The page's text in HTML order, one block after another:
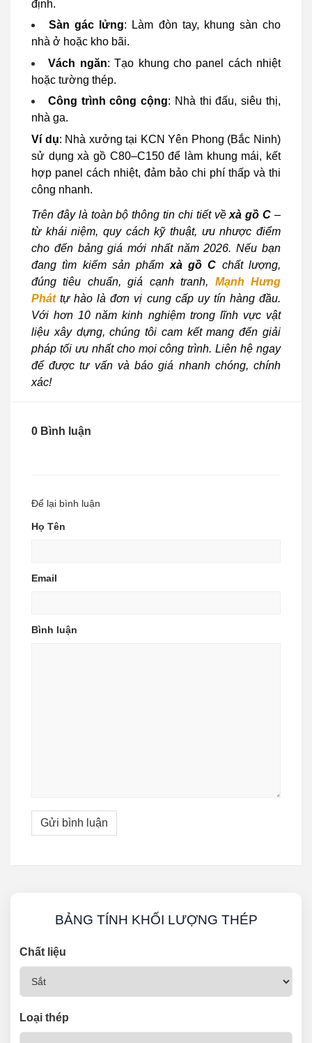
định.
Sàn gác lửng: Làm đòn tay, khung sàn cho
nhà ở hoặc kho bãi.
Vách ngăn: Tạo khung cho panel cách nhiệt
hoặc tường thép.
Công trình công cộng: Nhà thi đấu, siêu thị,
nhà ga.
Ví dụ: Nhà xưởng tại KCN Yên Phong (Bắc Ninh)
sử dụng xà gồ C80–C150 để làm khung mái, kết
hợp panel cách nhiệt, đảm bảo chi phí thấp và thi
công nhanh.
Trên đây là toàn bộ thông tin chi tiết vềxà gồ C –
từ khái niệm, quy cách kỹ thuật, ưu nhược điểm
cho đến bảng giá mới nhất năm 2026. Nếu bạn
đang tìm kiếm sản phẩm xà gồ C chất lượng,
đúng tiêu chuẩn, giá cạnh tranh, Mạnh Hưng
Pháttự hào là đơn vị cung cấp uy tín hàng đầu.
Với hơn 10 năm kinh nghiệm trong lĩnh vực vật
liệu xây dựng, chúng tôi cam kết mang đến giải
pháp tối ưu nhất cho mọi công trình. Liên hệ ngay
để được tư vấn và báo giá nhanh chóng, chính
xác!
0 Bình luận
Để lại bình luận
Họ Tên
Email
Bình luận
BẢNG TÍNH KHỐI LƯỢNG THÉP
Chất liệu
Loại thép